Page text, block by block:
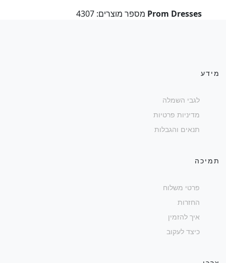
Prom Dresses מספר מוצרים: 4307
מידע
לגבי השמלה
מדיניות פרטיות
תנאים והגבלות
תמיכה
פרטי משלוח
החזרות
איך להזמין
כיצד לעקוב